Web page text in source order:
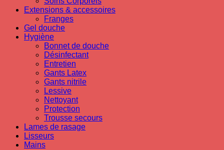
Extensions & accessoires
Franges
Gel douche
Hygiène
Bonnet de douche
Désinfectant
Entretien
Gants Latex
Gants nitrile
Lessive
Nettoyant
Protection
Trousse secours
Lames de rasage
Lisseurs
Mains